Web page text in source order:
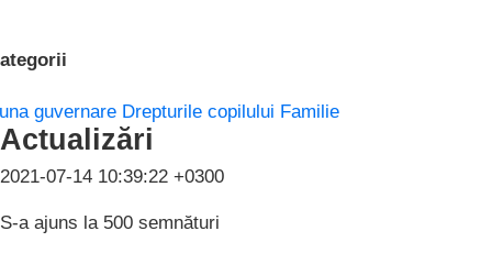
guvernare Drepturile copilului Familie
Actualizări
2021-07-14 10:39:22 +0300
S-a ajuns la 500 semnături